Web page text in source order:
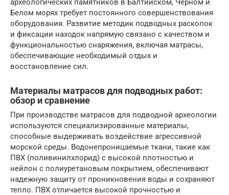
археологических памятников в Балтийском, Черном и
Белом морях требует постоянного совершенствования
оборудования. Развитие методик подводных раскопок
и фиксации находок напрямую связано с качеством и
функциональностью снаряжения, включая матрасы,
обеспечивающие необходимый отдых и
восстановление сил.
Материалы матрасов для подводных работ:
обзор и сравнение
При производстве матрасов для подводной археологии
используются специализированные материалы,
способные выдерживать воздействие агрессивной
морской среды. Водонепроницаемые ткани, такие как
ПВХ (поливинилхлорид) с высокой плотностью и
нейлон с полиуретановым покрытием, обеспечивают
надежную защиту от проникновения воды и сохраняют
тепло. ПВХ отличается высокой прочностью и